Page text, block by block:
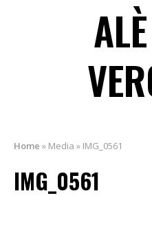
Home » Media » IMG_0561
IMG_0561